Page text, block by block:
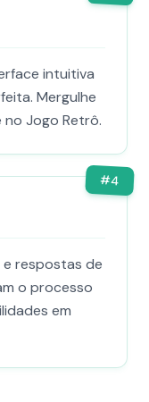
intuitiva
Mergulhe
no Jogo Retrô.
#4
respostas de
o processo
em